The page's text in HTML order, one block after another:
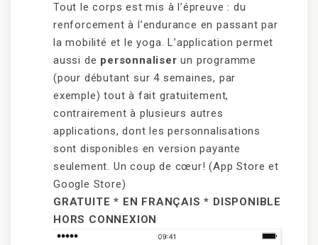
Tout le corps est mis à l’épreuve : du
renforcement à l’endurance en passant par
la mobilité et le yoga. L’application permet
aussi de personnaliser un programme
(pour débutant sur 4 semaines, par
exemple) tout à fait gratuitement,
contrairement à plusieurs autres
applications, dont les personnalisations
sont disponibles en version payante
seulement. Un coup de cœur! (App Store et
Google Store)
GRATUITE * EN FRANÇAIS * DISPONIBLE
HORS CONNEXION